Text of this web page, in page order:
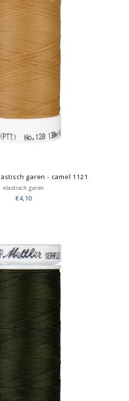
garen - camel 1121
elastisch garen
€4,10